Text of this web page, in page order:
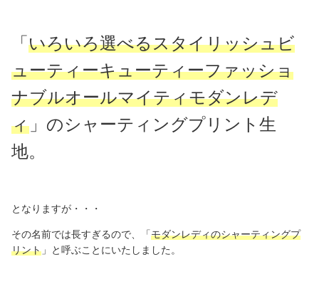
「いろいろ選べるスタイリッシュビ
ューティーキューティーファッショ
ナブルオールマイティモダンレデ
ィ 」のシャーティングプリント生
地。
となりますが・・・
その名前では長すぎるので、「モダンレディのシャーティングプ
リント 」と呼ぶことにいたしました。